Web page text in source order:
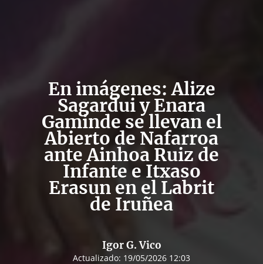
En imágenes: Alize
Sagardui y Enara
Gaminde se llevan el
Abierto de Nafarroa
ante Ainhoa Ruiz de
Infante e Itxaso
Erasun en el Labrit
de Iruñea
Igor G. Vico
Actualizado: 19/05/2026 12:03